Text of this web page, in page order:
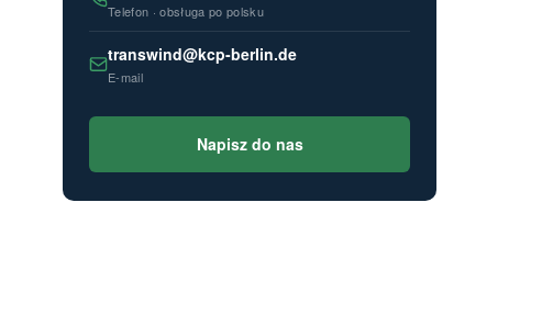
Telefon · obsługa po polsku
transwind@kcp-berlin.de
E-mail
Napisz do nas